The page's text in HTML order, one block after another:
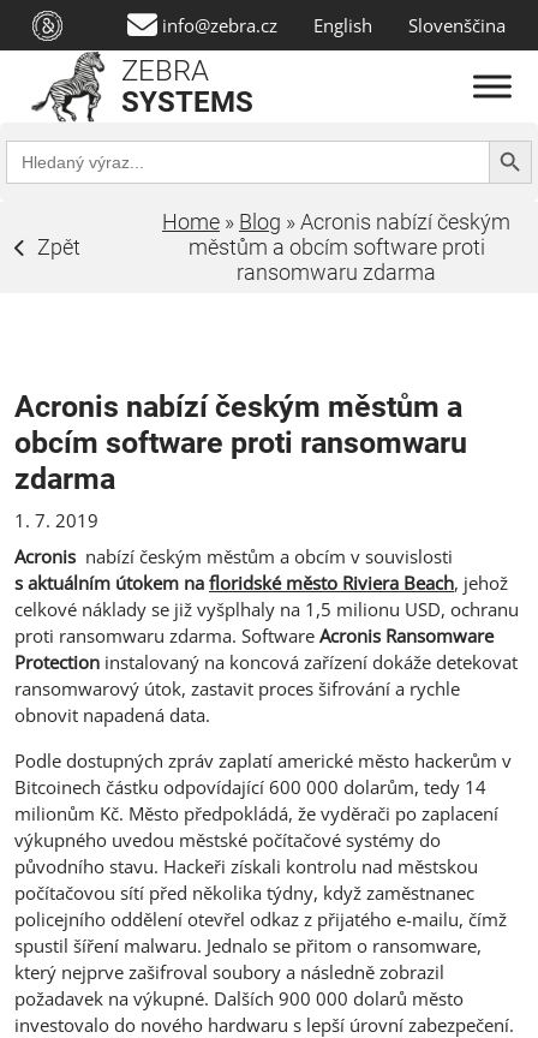
info@zebra.cz English Slovenščina
ZEBRA
SYSTEMS
Search
for:
Search
Zpět
Home » Blog »Acronis nabízí českým
městům a obcím software proti
ransomwaru zdarma
Acronis nabízí českým městům a
obcím software proti ransomwaru
zdarma
1. 7. 2019
Acronis nabízí českým městům a obcím v souvislosti
s aktuálním útokem na floridské město Riviera Beach, jehož
celkové náklady se již vyšplhaly na 1,5 milionu USD, ochranu
proti ransomwaru zdarma. Software Acronis Ransomware
Protection instalovaný na koncová zařízení dokáže detekovat
ransomwarový útok, zastavit proces šifrování a rychle
obnovit napadená data.
Podle dostupných zpráv zaplatí americké město hackerům v
Bitcoinech částku odpovídající 600 000 dolarům, tedy 14
milionům Kč. Město předpokládá, že vyděrači po zaplacení
výkupného uvedou městské počítačové systémy do
původního stavu. Hackeři získali kontrolu nad městskou
počítačovou sítí před několika týdny, když zaměstnanec
policejního oddělení otevřel odkaz z přijatého e-mailu, čímž
spustil šíření malwaru. Jednalo se přitom o ransomware,
který nejprve zašifroval soubory a následně zobrazil
požadavek na výkupné. Dalších 900 000 dolarů město
investovalo do nového hardwaru s lepší úrovní zabezpečení.